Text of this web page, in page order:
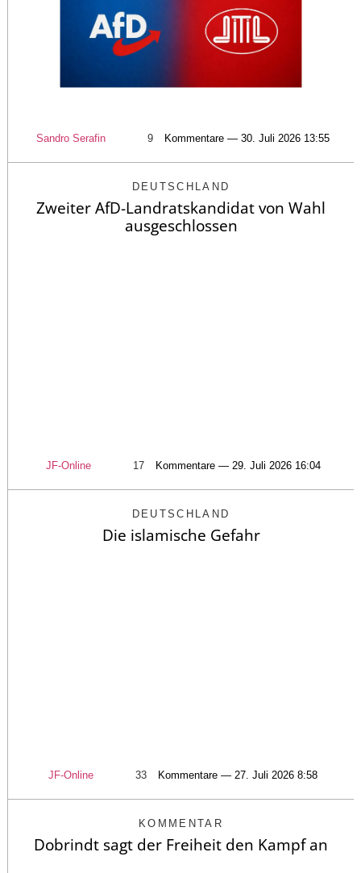
Sandro Serafin 9 Kommentare — 30. Juli 2026 13:55
DEUTSCHLAND
Zweiter AfD-Landratskandidat von Wahl
ausgeschlossen
JF-Online 17 Kommentare — 29. Juli 2026 16:04
DEUTSCHLAND
Die islamische Gefahr
JF-Online 33 Kommentare — 27. Juli 2026 8:58
KOMMENTAR
Dobrindt sagt der Freiheit den Kampf an